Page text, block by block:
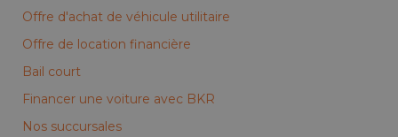
Offre d'achat de véhicule utilitaire
Offre de location financière
Bail court
Financer une voiture avec BKR
Nos succursales